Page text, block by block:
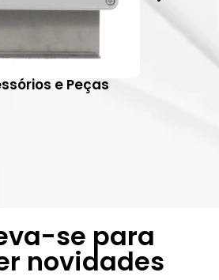
e Peças
se para
novidades